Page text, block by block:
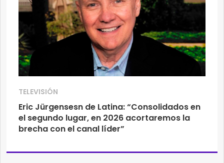
TELEVISIÓN
Eric Jürgensesn de Latina: “Consolidados en
el segundo lugar, en 2026 acortaremos la
brecha con el canal líder”